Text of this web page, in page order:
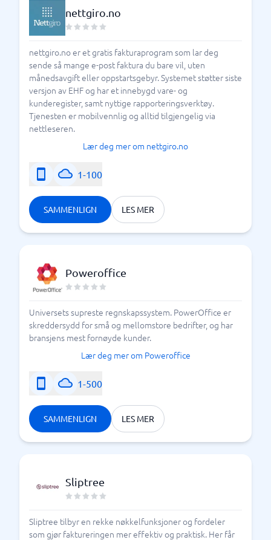
nettgiro.no
nettgiro.no er et gratis fakturaprogram som lar deg
sende så mange e-post faktura du bare vil, uten
månedsavgift eller oppstartsgebyr. Systemet støtter siste
versjon av EHF og har et innebygd vare- og
kunderegister, samt nyttige rapporteringsverktøy.
Tjenesten er mobilvennlig og alltid tilgjengelig via
nettleseren.
Lær deg mer om nettgiro.no
1-100
SAMMENLIGN LES MER
Poweroffice
Universets supreste regnskapssystem. PowerOffice er
skreddersydd for små og mellomstore bedrifter, og har
bransjens mest fornøyde kunder.
Lær deg mer om Poweroffice
1-500
SAMMENLIGN LES MER
Sliptree
Sliptree tilbyr en rekke nøkkelfunksjoner og fordeler
som gjør faktureringen mer effektiv og praktisk. Her får